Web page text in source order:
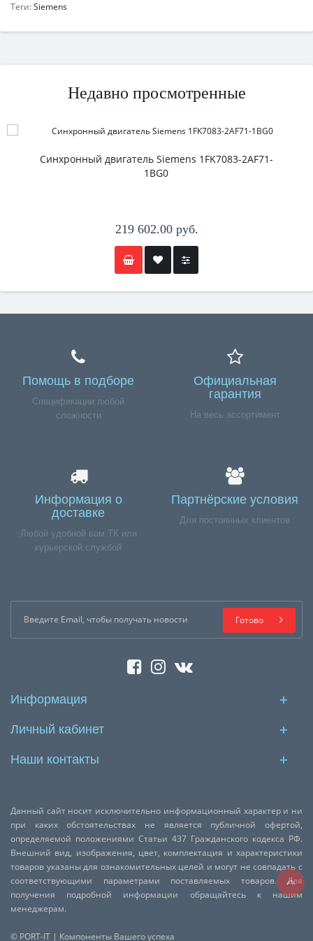
Теги:Siemens
Недавно просмотренные
Синхронный двигатель Siemens 1FK7083-2AF71-
1BG0
219 602.00 руб.
Помощь в подборе
Спецификации любой
сложности
Официальная
гарантия
На весь ассортимент
Информация о
доставке
Любой удобной вам ТК или
курьерской службой
Партнёрские условия
Для постоянных клиентов
Готово
Информация
Личный кабинет
Наши контакты
Данный сайт носит исключительно информационный характер и ни
при каких обстоятельствах не является публичной офертой,
определяемой положениями Статьи 437 Гражданского кодекса РФ.
Внешний вид, изображения, цвет, комплектация и характеристики
товаров указаны для ознакомительных целей и могут не совпадать с
соответствующими параметрами поставляемых товаров. Для
получения подробной информации обращайтесь к нашим
менеджерам.
© PORT-IT | Компоненты Вашего успеха